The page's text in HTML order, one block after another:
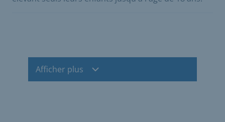
Afficher plus